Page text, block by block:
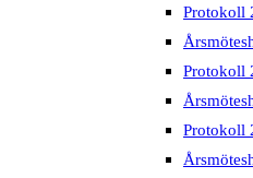
Protokoll
Protokoll
Protokoll